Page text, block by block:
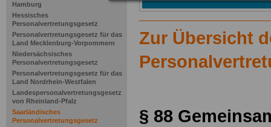
Hamburg
Hessisches
Personalvertretungsgesetz
Personalvertretungsgesetz für das
Land Mecklenburg-Vorpommern
Niedersächsisches
Personalvertretungsgesetz
Personalvertretungsgesetz für das
Land Nordrhein-Westfalen
Landespersonalvertretungsgesetz
von Rheinland-Pfalz
Saarländisches
Personalvertretungsgesetz
Zur Übersicht
§ 88